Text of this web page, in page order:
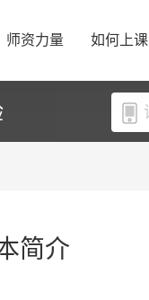
师资力量 如何上课
简介